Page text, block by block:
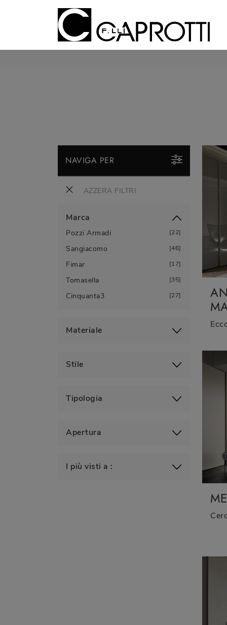
NAVIGA PER
AZZERA FILTRI
Marca
Pozzi Armadi 22
Sangiacomo 46
Fimar 17
Tomasella 35
Cinquanta3 27
Materiale
Stile
Tipologia
Apertura
I più visti a :